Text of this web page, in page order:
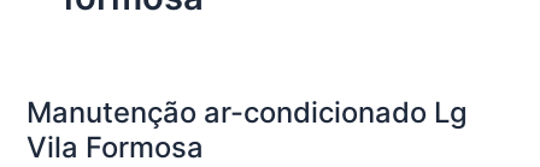
Manutenção ar-condicionado Lg
Vila Formosa